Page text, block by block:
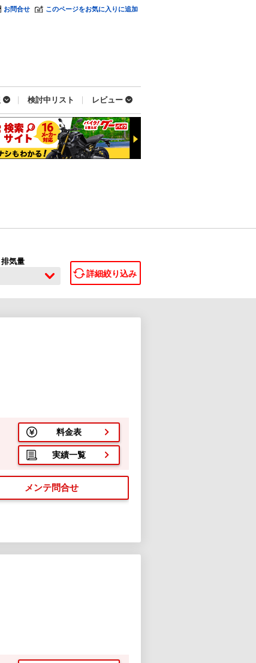
お問合せ このページをお気に入りに追加
検討中リスト レビュー
気量
詳細絞り込み
料金表
実績一覧
メンテ問合せ